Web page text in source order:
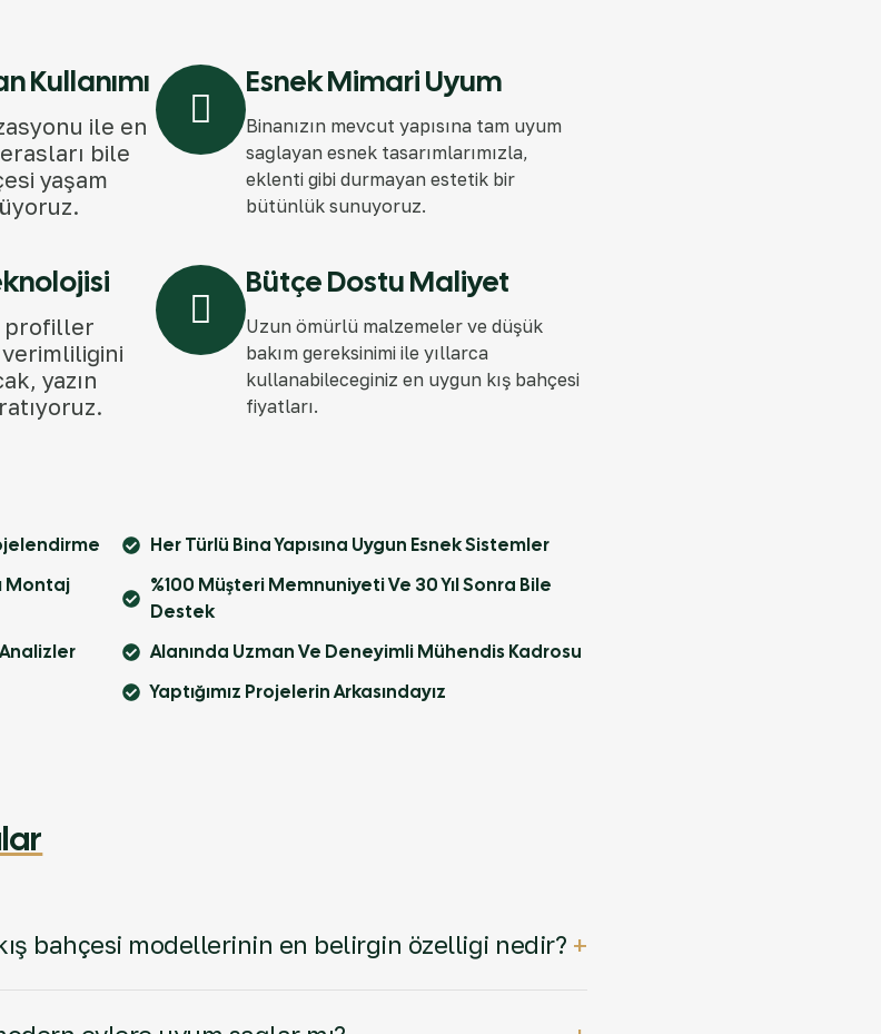
Kullanımı
ile en
bile
yaşam
Esnek Mimari Uyum
Binanızın mevcut yapısına tam uyum
sağlayan esnek tasarımlarımızla,
eklenti gibi durmayan estetik bir
bütünlük sunuyoruz.
profiller
yazın
Bütçe Dostu Maliyet
Uzun ömürlü malzemeler ve düşük
bakım gereksinimi ile yıllarca
kullanabileceğiniz en uygun kış bahçesi
fiyatları.
Montaj
Her Türlü Bina Yapısına Uygun Esnek Sistemler
%100 Müşteri Memnuniyeti Ve 30 Yıl Sonra Bile
Destek
Alanında Uzman Ve Deneyimli Mühendis Kadrosu
Yaptığımız Projelerin Arkasındayız
bahçesi modellerinin en belirgin özelliği nedir? +